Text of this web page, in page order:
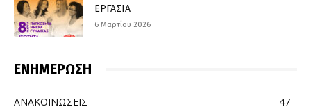
ΕΡΓΑΣΙΑ
6 Μαρτίου 2026
ΕΝΗΜΕΡΩΣΗ
ΑΝΑΚΟΙΝΩΣΕΙΣ
47